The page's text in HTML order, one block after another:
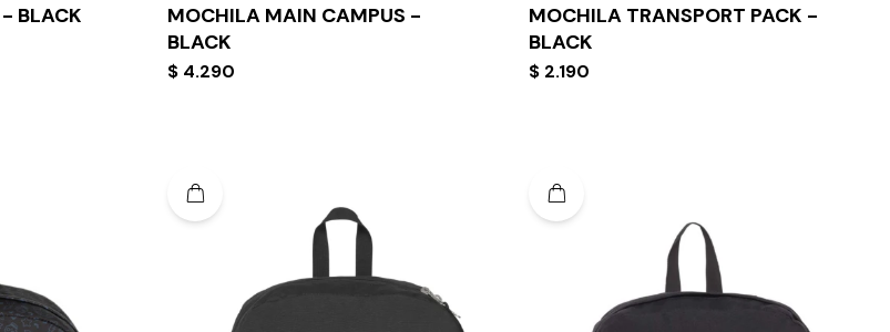
BLACK
MOCHILA MAIN CAMPUS -
BLACK
$ 4.290
MOCHILA TRANSPORT PACK -
BLACK
$ 2.190